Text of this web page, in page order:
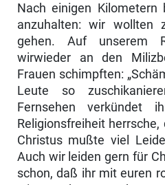
Nach einigen Kilometern
anzuhalten: wir wollten
gehen. Auf unserem
wirwieder an den
Frauen schimpften:
Leute so
Fernsehen verkündet
Religionsfreiheit
Christus mußte viel
Auch wir leiden gern für
schon, daß ihr mit euren